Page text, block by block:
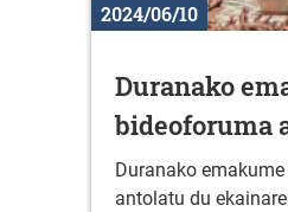
2024/06/10
Duranako
bideoforuma
Duranako
antolatu du